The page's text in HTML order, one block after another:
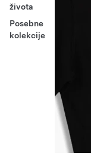
života
Posebne
kolekcije